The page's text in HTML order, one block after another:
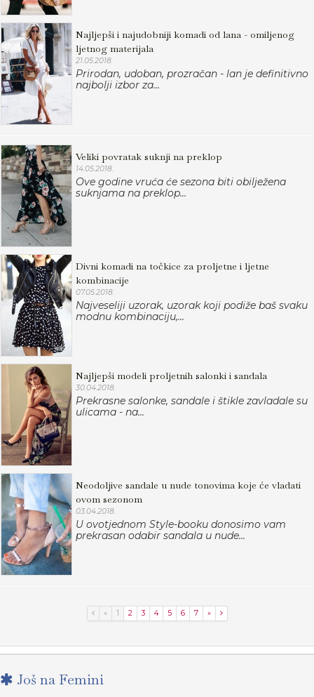
Najljepši i najudobniji komadi od lana - omiljenog
ljetnog materijala
21.05.2018.
Prirodan, udoban, prozračan - lan je definitivno
najbolji izbor za...
Veliki povratak suknji na preklop
14.05.2018.
Ove godine vruća će sezona biti obilježena
suknjama na preklop...
Divni komadi na točkice za proljetne i ljetne
kombinacije
07.05.2018.
Najveseliji uzorak, uzorak koji podiže baš svaku
modnu kombinaciju,...
Najljepši modeli proljetnih salonki i sandala
30.04.2018.
Prekrasne salonke, sandale i štikle zavladale su
ulicama - na...
Neodoljive sandale u nude tonovima koje će vladati
ovom sezonom
03.04.2018.
U ovotjednom Style-booku donosimo vam
prekrasan odabir sandala u nude...
« 1 2 3 4 5 6 7 »
Još na Femini